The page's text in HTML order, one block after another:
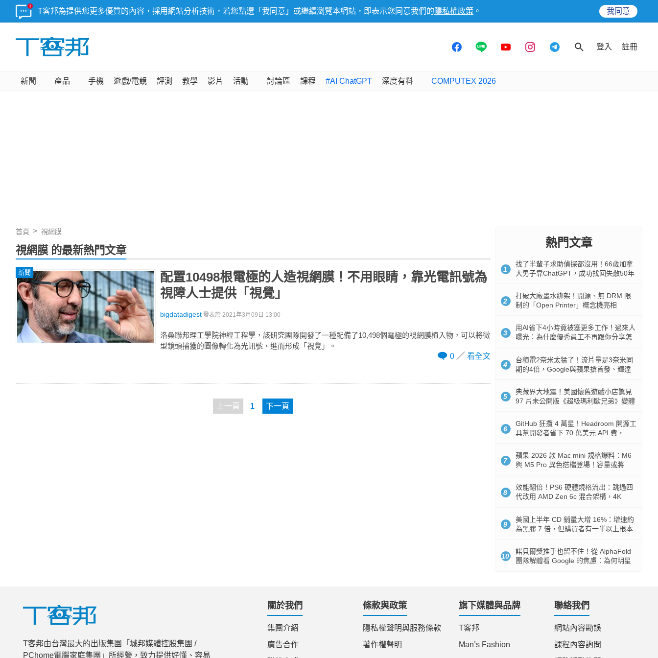
T客邦為提供您更多優質的內容，採用網站分析技術，若您點選「我同意」或繼續瀏覽本網站，即表示您同意我們的 隱私權政策 。 我同意
登入 註冊
新聞 產品 手機 遊戲/電競 評測 教學 影片 活動 討論區 課程 #AI ChatGPT 深度有料 COMPUTEX 2026
首頁 視網膜
視網膜 的最新熱門文章
新聞
配置10498根電極的人造視網膜！不用眼睛，靠光電訊號為
視障人士提供「視覺」
bigdatadigest 發表於 2021年3月09日 13:00
洛桑聯邦理工學院神經工程學，該研究團隊開發了一種配備了10,498個電極的視網膜植入物，可以將微
型鏡頭捕獲的圖像轉化為光訊號，進而形成「視覺」。
0
看全文
上一頁 1 下一頁
熱門文章
1
找了半輩子求助偵探都沒用！66歲加拿
大男子靠ChatGPT，成功找回失散50年
2
打破大廠墨水綁架！開源、無 DRM 限
制的「Open Printer」概念機亮相
3
用AI省下4小時竟被塞更多工作！過來人
曝光：為什麼優秀員工不再跟你分享怎
4
台積電2奈米太猛了！流片量是3奈米同
期的4倍，Google與蘋果搶首發、輝達
5
典藏界大地震！美國懷舊遊戲小店驚見
97 片未公開版《超級瑪利歐兄弟》變體
6
GitHub 狂攬 4 萬星！Headroom 開源工
具幫開發者省下 70 萬美元 API 費，
7
蘋果 2026 款 Mac mini 規格爆料：M6
與 M5 Pro 異色搭檔登場！容量或將
8
效能翻倍！PS6 硬體規格流出：跳過四
代改用 AMD Zen 6c 混合架構，4K
9
美國上半年 CD 銷量大增 16%：增速約
為黑膠 7 倍，但購買者有一半以上根本
10
諾貝爾獎推手也留不住！從 AlphaFold
團隊解體看 Google 的焦慮：為何明星
T客邦由台灣最大的出版集團「城邦媒體控股集團 /
PChome電腦家庭集團」所經營，致力提供好懂、容易
關於我們
集團介紹
廣告合作
條款與政策
隱私權聲明與服務條款
著作權聲明
旗下媒體與品牌
T客邦
Man’s Fashion
聯絡我們
網站內容勘誤
課程內容詢問